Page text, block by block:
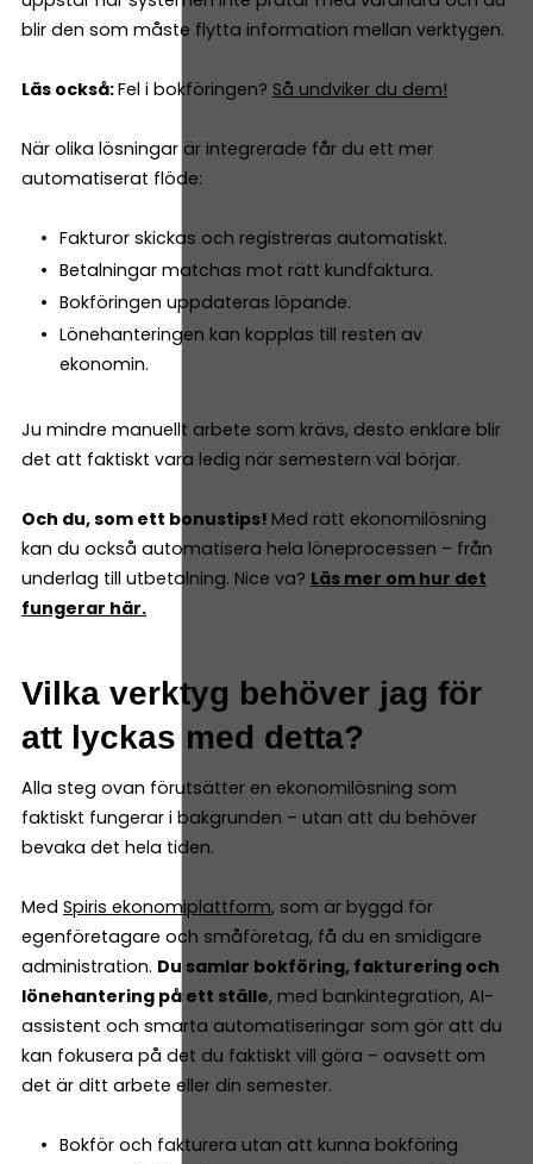
blir den som måste flytta information mellan verktygen.
Läs också:Fel i bokföringen? Så undviker du dem!
När olika lösningar är integrerade får du ett mer
automatiserat flöde:
Fakturor skickas och registreras automatiskt.
Betalningar matchas mot rätt kundfaktura.
Bokföringen uppdateras löpande.
Lönehanteringen kan kopplas till resten av
ekonomin.
Ju mindre manuellt arbete som krävs, desto enklare blir
det att faktiskt vara ledig när semestern väl börjar.
Och du, som ett bonustips! Med rätt ekonomilösning
kan du också automatisera hela löneprocessen – från
underlag till utbetalning. Nice va? Läs mer om hur det
fungerar här.
Vilka verktyg behöver jag för
att lyckas med detta?
Alla steg ovan förutsätter en ekonomilösning som
faktiskt fungerar i bakgrunden – utan att du behöver
bevaka det hela tiden.
Med Spiris ekonomiplattform, som är byggd för
egenföretagare och småföretag, få du en smidigare
administration. Du samlar bokföring, fakturering och
lönehantering på ett ställe, med bankintegration, AI-
assistent och smarta automatiseringar som gör att du
kan fokusera på det du faktiskt vill göra – oavsett om
det är ditt arbete eller din semester.
Bokför och fakturera utan att kunna bokföring